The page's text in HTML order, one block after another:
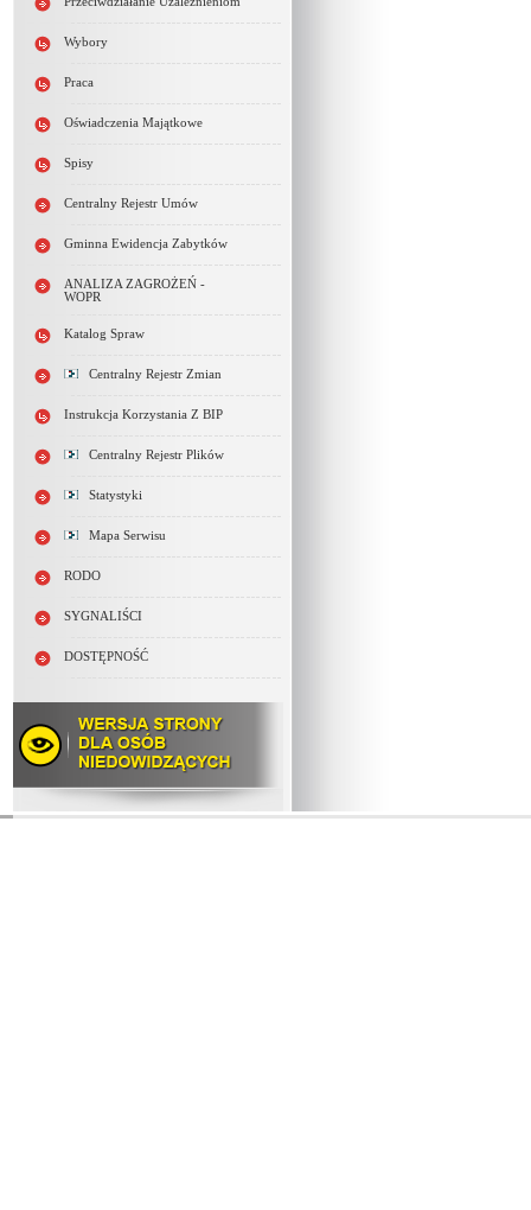
Wybory
Praca
Oświadczenia Majątkowe
Spisy
Centralny Rejestr Umów
Gminna Ewidencja Zabytków
ANALIZA ZAGROŻEŃ -
WOPR
Katalog Spraw
Centralny Rejestr Zmian
Instrukcja Korzystania Z BIP
Centralny Rejestr Plików
Statystyki
Mapa Serwisu
RODO
SYGNALIŚCI
DOSTĘPNOŚĆ